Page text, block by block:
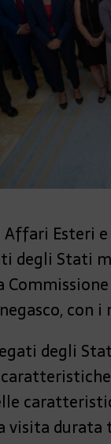
Esteri e
degli Stati
degli